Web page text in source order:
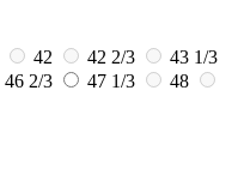
42 42 2/3
43 1/3
46 2/3 47 1/3
48